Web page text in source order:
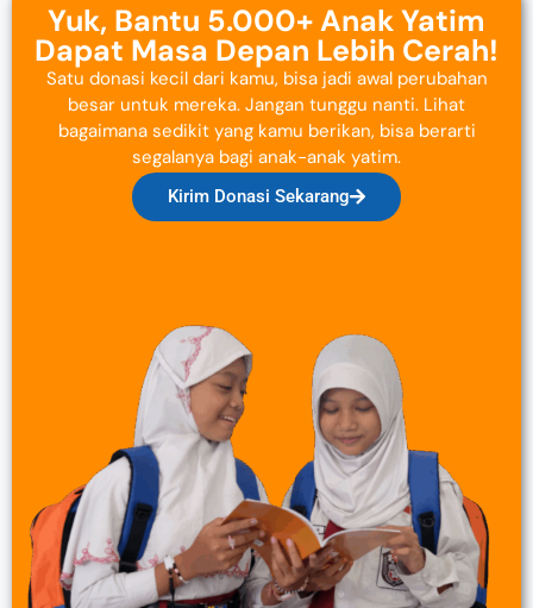
Yuk, Bantu 5.000+ Anak Yatim
Dapat Masa Depan Lebih Cerah!
Satu donasi kecil dari kamu, bisa jadi awal perubahan
besar untuk mereka. Jangan tunggu nanti. Lihat
bagaimana sedikit yang kamu berikan, bisa berarti
segalanya bagi anak-anak yatim.
Kirim Donasi Sekarang